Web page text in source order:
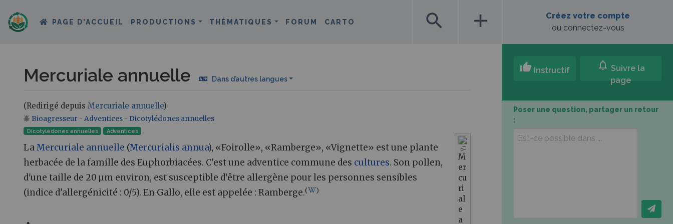
PAGE D’ACCUEIL PRODUCTIONS THÉMATIQUES FORUM CARTO search add
Créez votre compte
ou connectez-vous
Mercuriale annuelle Dans d’autres langues
(Redirigé depuis Mercuriale annuelle)
Aller à :navigation,rechercher
Bioagresseur - Adventices - Dicotylédones annuelles
M
er
cu
ri
al
e
a
Dicotylédones annuelles Adventices
LaMercuriale annuelle (Mercurialis annua), «Foirolle», «Ramberge», «Vignette» est une plante
herbacée de la famille des Euphorbiacées. C'est une adventice commune des cultures. Son pollen,
d'une taille de 20 µm environ, est susceptible d'être allergène pour les personnes sensibles
(indice d'allergénicité : 0/5). En Gallo, elle est appelée : Ramberge.( )
thumb_up Instructif notifications Suivre la
page
Poser une question, partager un retour
: